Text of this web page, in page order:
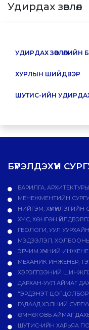
Удирдах зөвлөл
УДИРДАХ ЗӨВЛӨЛИЙН
ХУРЛЫН ШИЙДВЭР
ШУТИС-ИЙН УДИРДАХ
БҮРЭЛДЭХҮҮН
БАРИЛГА,
МЕНЕЖМЕНТИЙН
НИЙГЭМ, ХҮМҮҮНЛЭГИЙН
ХҮНС, ХӨНГӨН
ГЕОЛОГИ, УУЛ
МЭДЭЭЛЭЛ,
ЭРЧИМ ХҮЧНИЙ
МЕХАНИК ИНЖЕНЕР,
ХЭРЭГЛЭЭНИЙ
ДАРХАН-УУЛ АЙМАГ
"ЭРДЭНЭТ
ГАДААД ХЭЛНИЙ
ӨМНӨГОВЬ АЙМАГ
ШУТИС-ИЙН ХАРЬЯА